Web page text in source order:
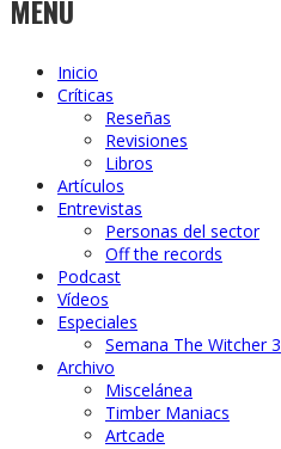
MENU
Inicio
Críticas
Reseñas
Revisiones
Libros
Artículos
Entrevistas
Personas del sector
Off the records
Podcast
Vídeos
Especiales
Semana The Witcher 3
Archivo
Miscelánea
Timber Maniacs
Artcade